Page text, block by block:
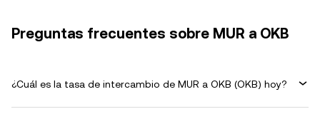
Preguntas frecuentes sobre MUR a OKB
¿Cuál es la tasa de intercambio de MUR a OKB (OKB) hoy?